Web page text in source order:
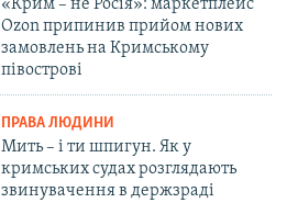
«Крим – не Росія»: маркетплейс
Ozon припинив прийом нових
замовлень на Кримському
півострові
ПРАВА ЛЮДИНИ
Мить – і ти шпигун. Як у
кримських судах розглядають
звинувачення в держзраді